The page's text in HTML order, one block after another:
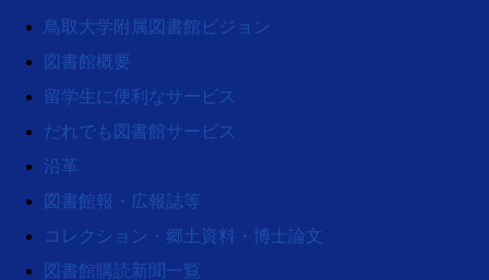
鳥取大学附属図書館ビジョン
図書館概要
留学生に便利なサービス
だれでも図書館サービス
沿革
図書館報・広報誌等
コレクション・郷土資料・博士論文
図書館購読新聞一覧